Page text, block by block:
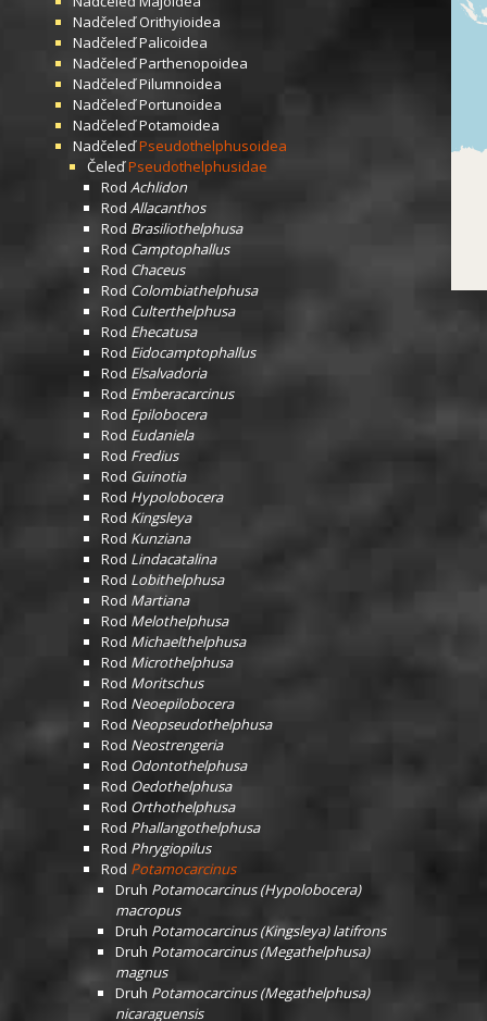
NadčeleďOrithyioidea
NadčeleďPalicoidea
NadčeleďParthenopoidea
NadčeleďPilumnoidea
NadčeleďPortunoidea
NadčeleďPotamoidea
NadčeleďPseudothelphusoidea
ČeleďPseudothelphusidae
Rod Achlidon
Rod Allacanthos
Rod Brasiliothelphusa
Rod Camptophallus
Rod Chaceus
Rod Colombiathelphusa
Rod Culterthelphusa
Rod Ehecatusa
Rod Eidocamptophallus
Rod Elsalvadoria
Rod Emberacarcinus
Rod Epilobocera
Rod Eudaniela
Rod Fredius
Rod Guinotia
Rod Hypolobocera
Rod Kingsleya
Rod Kunziana
Rod Lindacatalina
Rod Lobithelphusa
Rod Martiana
Rod Melothelphusa
Rod Michaelthelphusa
Rod Microthelphusa
Rod Moritschus
Rod Neoepilobocera
Rod Neopseudothelphusa
Rod Neostrengeria
Rod Odontothelphusa
Rod Oedothelphusa
Rod Orthothelphusa
Rod Phallangothelphusa
Rod Phrygiopilus
Rod Potamocarcinus
Druh Potamocarcinus (Hypolobocera)
macropus
Druh Potamocarcinus (Kingsleya) latifrons
Druh Potamocarcinus (Megathelphusa)
magnus
Druh Potamocarcinus (Megathelphusa)
nicaraguensis